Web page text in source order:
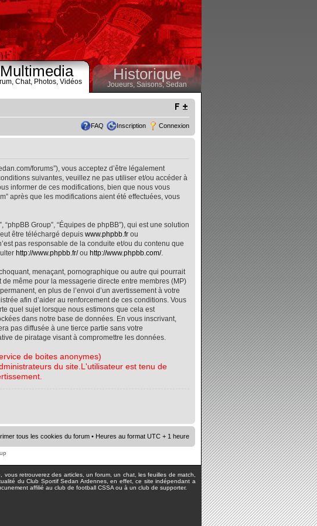
Multimedia
Chat, Photos, Vidéos Historique
Joueurs, Saisons,Sedan
FAQ Inscription Connexion
forums”), vous acceptez d’être légalement
suivantes, veuillez ne pas utiliser et/ou accéder à
informer de ces modifications, bien que nous vous
après que les modifications aient été effectuées, vous
“phpBB Group”, “Équipes de phpBB”), qui est une solution
être téléchargé depuis www.phpbb.fr ou
pas responsable de la conduite et/ou du contenu que
http://www.phpbb.fr/ou http://www.phpbb.com/.
menaçant, pornographique ou autre qui pourrait
même pour la messagerie directe entre membres (MP)
en plus de l’envoi d’un avertissement à votre
afin d’aider au renforcement de ces conditions. Vous
quel sujet lorsque nous estimons que cela est
dans notre base de données. En vous inscrivant,
pas diffusée à une tierce partie sans votre
de piratage visant à compromettre les données.
de boites anonymes)
du site.L'utilisateur est tenu de
tous les cookies du forum • Heures au format UTC + 1 heure
retrouverez des articles, un forum, un chat, les feuilles de match,
du Club Sportif Sedan Ardennes, en effet, ce site indépendant a
affilié au club de football CSSA ou à un club de supporter.